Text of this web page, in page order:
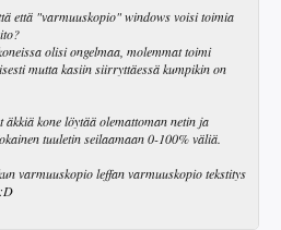
että "varmuuskopio" windows voisi toimia
olisi ongelmaa, molemmat toimi
mutta kasiin siirryttäessä kumpikin on
äkkiä kone löytää olemattoman netin ja
tuuletin seilaamaan 0-100% väliä.
varmuuskopio leffan varmuuskopio tekstitys